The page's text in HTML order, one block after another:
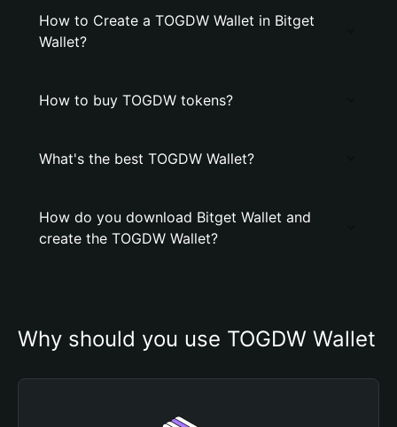
How to Create a TOGDW Wallet in Bitget
Wallet?
How to buy TOGDW tokens?
What's the best TOGDW Wallet?
How do you download Bitget Wallet and
create the TOGDW Wallet?
Why should you use TOGDW Wallet